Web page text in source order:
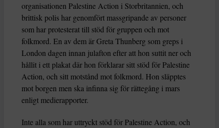
organisationen Palestine Action i Storbritannien, och
brittisk polis har genomfört massgripande av personer
som har protesterat till stöd för gruppen och mot
folkmord. En av dem är Greta Thunberg som greps i
London dagen innan julafton efter att hon suttit ner och
hållit i ett plakat där hon förklarar sitt stöd för Palestine
Action, och sitt motstånd mot folkmord. Hon släpptes
mot borgen men ska infinna sig för rättegång i mars
enligt medierapporter.
Inte alla som har uttryckt stöd för Palestine Action, och